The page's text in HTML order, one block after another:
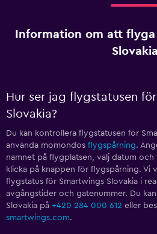
Information om att
Slovakia
Hur ser jag flygstatusen
Slovakia?
Du kan kontrollera flygstatusen för
använda momondos flygspårning.
namnet på flygplatsen, välj datum
klicka på knappen för flygspårning. Vi
flygstatus för Smartwings Slovakia i
avgångstider och gatenummer. Du
Slovakia på +420 284 000 612 eller
smartwings.com.